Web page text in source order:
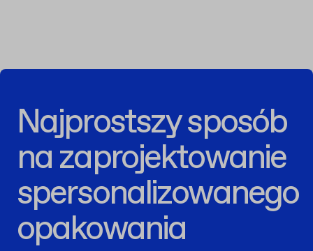
Najprostszy sposób
na zaprojektowanie
spersonalizowanego
opakowania